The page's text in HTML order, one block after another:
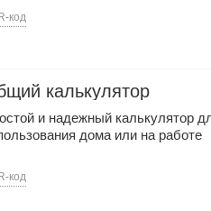
код
калькулятор
и надежный калькулятор
дома или на работе
код